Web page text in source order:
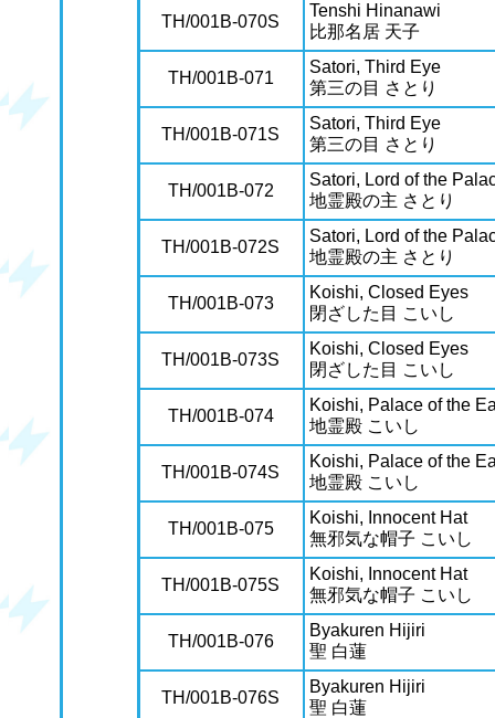
TH/001B-070S
Tenshi Hinanawi
比那名居 天子
TH/001B-071
Satori, Third Eye
第三の目 さとり
TH/001B-071S
Satori, Third Eye
第三の目 さとり
TH/001B-072
Satori, Lord of the
地霊殿の主 さとり
TH/001B-072S
Satori, Lord of the
地霊殿の主 さとり
TH/001B-073
Koishi, Closed Eyes
閉ざした目 こいし
TH/001B-073S
Koishi, Closed Eyes
閉ざした目 こいし
TH/001B-074
Koishi, Palace of the
地霊殿 こいし
TH/001B-074S
Koishi, Palace of the
地霊殿 こいし
TH/001B-075
Koishi, Innocent Hat
無邪気な帽子 こいし
TH/001B-075S
Koishi, Innocent Hat
無邪気な帽子 こいし
TH/001B-076
Byakuren Hijiri
聖 白蓮
TH/001B-076S
Byakuren Hijiri
聖 白蓮